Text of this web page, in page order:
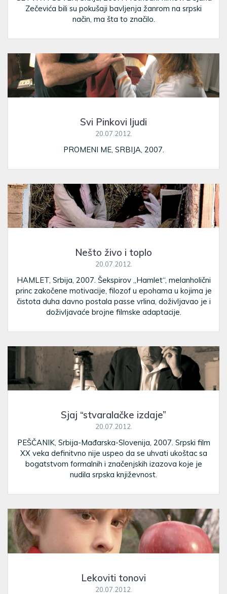
Zečevića bili su pokušaji bavljenja žanrom na srpski
način, ma šta to značilo.
Svi Pinkovi ljudi
20.07.2012.
PROMENI ME, SRBIJA, 2007.
Nešto živo i toplo
20.07.2012.
HAMLET, Srbija, 2007. Šekspirov „Hamlet“, melanholični
princ zakočene motivacije, filozof u epohama u kojima je
čistota duha davno postala passe vrlina, doživljavao je i
doživljavaće brojne filmske adaptacije.
Sjaj “stvaralačke izdaje”
20.07.2012.
PEŠČANIK, Srbija-Mađarska-Slovenija, 2007. Srpski film
XX veka definitvno nije uspeo da se uhvati ukoštac sa
bogatstvom formalnih i značenjskih izazova koje je
nudila srpska književnost.
Lekoviti tonovi
20.07.2012.